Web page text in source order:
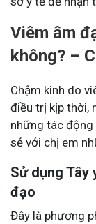
Viêm âm
không? –
Chậm kinh do
điều trị kịp thời,
những tác động
sẻ với chị em
Sử dụng Tây
đạo
Đây là phương